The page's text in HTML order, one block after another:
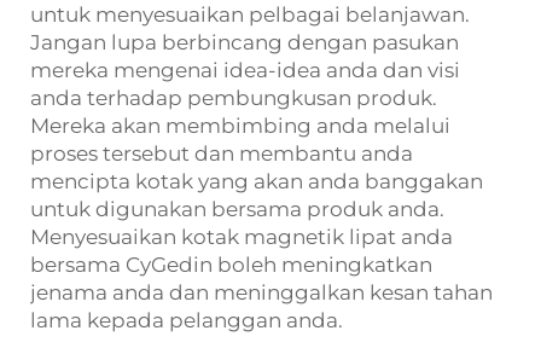
untuk menyesuaikan pelbagai belanjawan.
Jangan lupa berbincang dengan pasukan
mereka mengenai idea-idea anda dan visi
anda terhadap pembungkusan produk.
Mereka akan membimbing anda melalui
proses tersebut dan membantu anda
mencipta kotak yang akan anda banggakan
untuk digunakan bersama produk anda.
Menyesuaikan kotak magnetik lipat anda
bersama CyGedin boleh meningkatkan
jenama anda dan meninggalkan kesan tahan
lama kepada pelanggan anda.